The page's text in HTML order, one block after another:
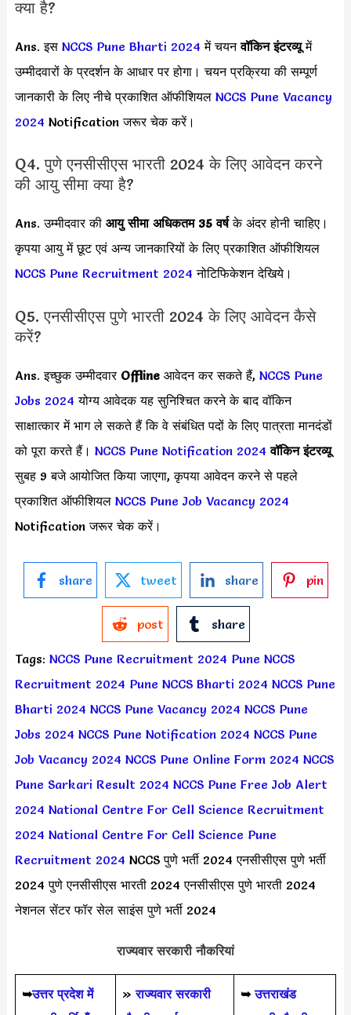
क्या है?
Ans. इस NCCS Pune Bharti 2024 में चयनवॉकिन इंटरव्यूमें
उम्मीदवारों के प्रदर्शन के आधार पर होगा। चयन प्रक्रिया की सम्पूर्ण
जानकारी के लिए नीचे प्रकाशित ऑफीशियल NCCS Pune Vacancy
2024 Notification जरूर चेक करें।
Q4. पुणे एनसीसीएस भारती 2024 के लिए आवेदन करने
की आयु सीमा क्या है?
Ans. उम्मीदवार की आयु सीमा अधिकतम 35 वर्षके अंदर होनी चाहिए।
कृपया आयु में छूट एवं अन्य जानकारियों के लिए प्रकाशित ऑफीशियल
NCCS Pune Recruitment 2024 नोटिफिकेशन देखिये।
Q5. एनसीसीएस पुणे भारती 2024 के लिए आवेदन कैसे
करें?
Ans. इच्छुक उम्मीदवार Offline आवेदन कर सकते हैं, NCCS Pune
Jobs 2024 योग्य आवेदक यह सुनिश्चित करने के बाद वॉकिन
साक्षात्कार में भाग ले सकते हैं कि वे संबंधित पदों के लिए पात्रता मानदंडों
को पूरा करते हैं। NCCS Pune Notification 2024 वॉकिन इंटरव्यू
सुबह 9 बजे आयोजित किया जाएगा, कृपया आवेदन करने से पहले
प्रकाशित ऑफीशियल NCCS Pune Job Vacancy 2024
Notification जरूर चेक करें।
share tweet share pin
post share
Tags: NCCS Pune Recruitment 2024 Pune NCCS
Recruitment 2024 Pune NCCS Bharti 2024 NCCS Pune
Bharti 2024 NCCS Pune Vacancy 2024 NCCS Pune
Jobs 2024 NCCS Pune Notification 2024 NCCS Pune
Job Vacancy 2024 NCCS Pune Online Form 2024 NCCS
Pune Sarkari Result 2024 NCCS Pune Free Job Alert
2024 National Centre For Cell Science Recruitment
2024 National Centre For Cell Science Pune
Recruitment 2024 NCCS पुणे भर्ती 2024 एनसीसीएस पुणे भर्ती
2024 पुणे एनसीसीएस भारती 2024 एनसीसीएस पुणे भारती 2024
नेशनल सेंटर फॉर सेल साइंस पुणे भर्ती 2024
राज्यवार सरकारी नौकरियां
➥उत्तर प्रदेश में
»राज्यवार सरकारी
➥ उत्तराखंड